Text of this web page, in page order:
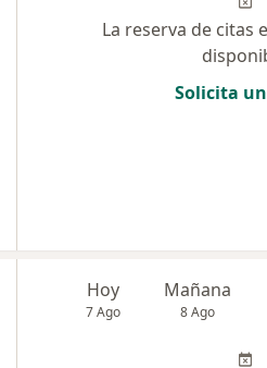
La reserva de citas
Solicita
Hoy
7 Ago
Mañana
8 Ago